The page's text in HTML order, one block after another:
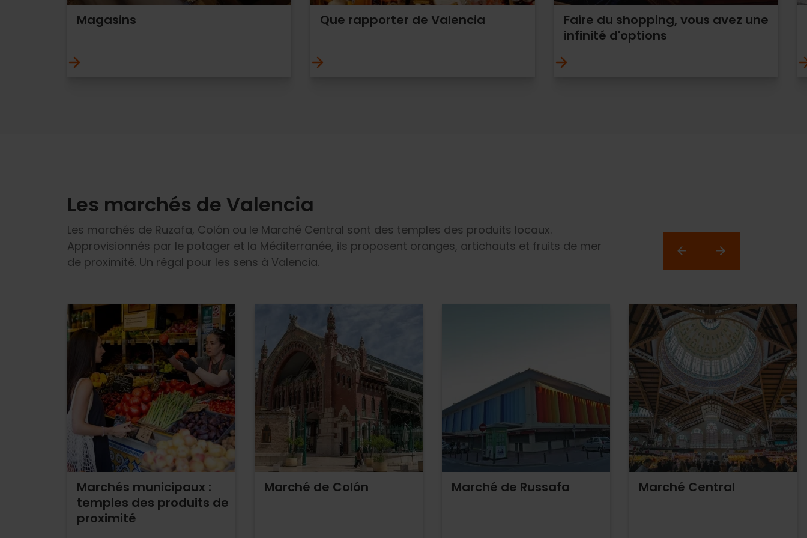
Magasins Que rapporter de Valencia
Faire du shopping, vous avez une
infinité d'options
Les marchés de Valencia
Les marchés de Ruzafa, Colón ou le Marché Central sont des temples des produits locaux.
Approvisionnés par le potager et la Méditerranée, ils proposent oranges, artichauts et fruits de mer
de proximité. Un régal pour les sens à Valencia.
Marchés municipaux :
temples des produits de
proximité
Marché de Colón Marché de Russafa Marché Central